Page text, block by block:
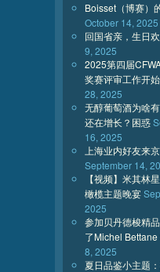
Boisset（博赛）
October 14, 2025
回国省亲，生日
9, 2025
2025第四届
奖赛评审工作开始
28, 2025
无醇葡萄酒为啥
还在增长？困惑
16, 2025
上海业内好友来
September 14,
【视频】米其林
橄榄主题晚宴
2025
参加贝丹德梭精
了Michel Bettane
8, 2025
夏日品鉴小主题